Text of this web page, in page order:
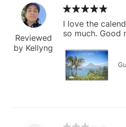
Reviewed
by Kellyng
I love the
so much. Good